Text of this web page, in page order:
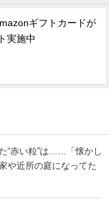
ギフトカードが
実施中
“赤い粒”は……「懐かし
や近所の庭になってた